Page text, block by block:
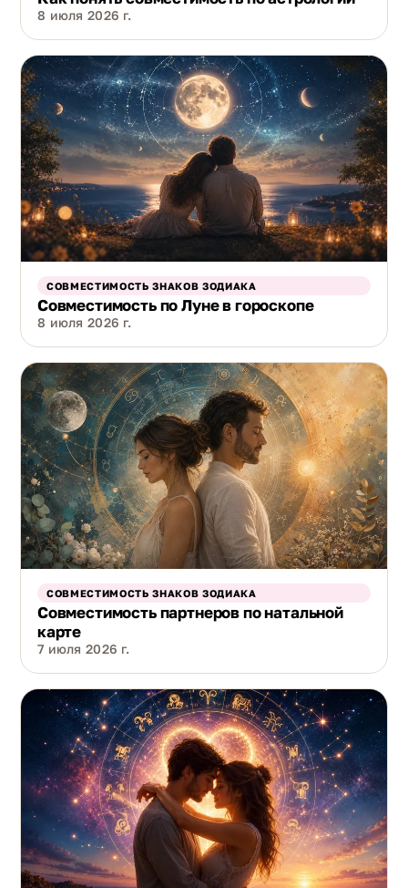
8 июля 2026 г.
СОВМЕСТИМОСТЬ ЗНАКОВ ЗОДИАКА
Совместимость по Луне в гороскопе
8 июля 2026 г.
СОВМЕСТИМОСТЬ ЗНАКОВ ЗОДИАКА
Совместимость партнеров по натальной
карте
7 июля 2026 г.